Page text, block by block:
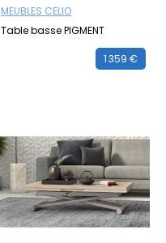
MEUBLES CELIO
Table basse PIGMENT
1 359 €